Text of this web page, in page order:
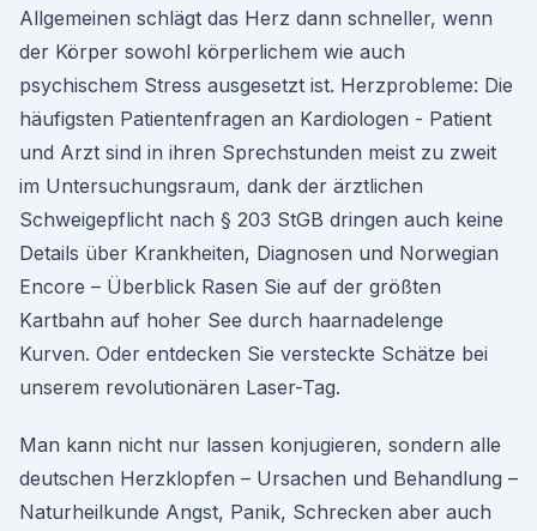
Allgemeinen schlägt das Herz dann schneller, wenn
der Körper sowohl körperlichem wie auch
psychischem Stress ausgesetzt ist. Herzprobleme: Die
häufigsten Patientenfragen an Kardiologen - Patient
und Arzt sind in ihren Sprechstunden meist zu zweit
im Untersuchungsraum, dank der ärztlichen
Schweigepflicht nach § 203 StGB dringen auch keine
Details über Krankheiten, Diagnosen und Norwegian
Encore – Überblick Rasen Sie auf der größten
Kartbahn auf hoher See durch haarnadelenge
Kurven. Oder entdecken Sie versteckte Schätze bei
unserem revolutionären Laser-Tag.
Man kann nicht nur lassen konjugieren, sondern alle
deutschen Herzklopfen – Ursachen und Behandlung –
Naturheilkunde Angst, Panik, Schrecken aber auch